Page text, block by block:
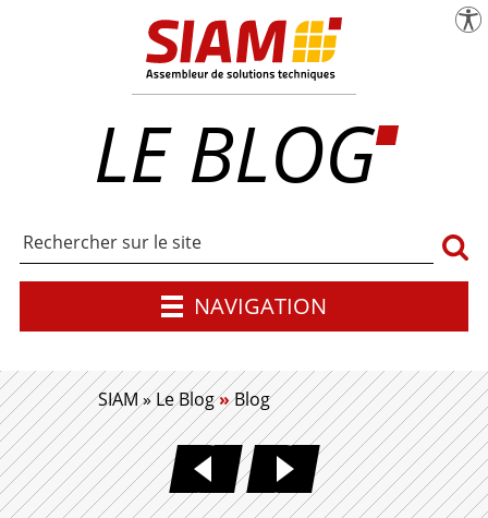
SIAM | Expert en maîtrise d'œuvre
LE BLOG
NAVIGATION
SIAM»Le Blog»Blog
DÉVELOPPER DEMAIN
L'ÉCO-